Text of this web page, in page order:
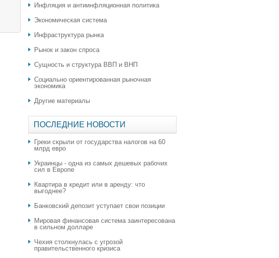
Инфляция и антиинфляционная политика
Экономическая система
Инфраструктура рынка
Рынок и закон спроса
Сущность и структура ВВП и ВНП
Социально ориентированная рыночная
экономика
Другие материалы
ПОСЛЕДНИЕ НОВОСТИ
Греки скрыли от государства налогов на 60
млрд евро
Украинцы - одна из самых дешевых рабочих
сил в Европе
Квартира в кредит или в аренду: что
выгоднее?
​Банковский депозит уступает свои позиции
Мировая финансовая система заинтересована
в сильном долларе
Чехия столкнулась с угрозой
правительственного кризиса